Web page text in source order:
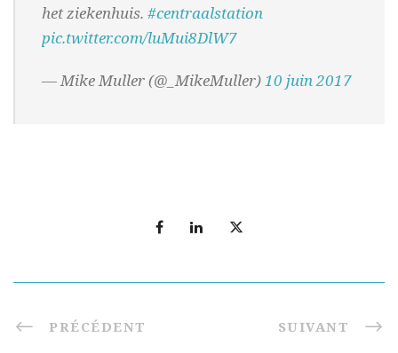
het ziekenhuis. #centraalstation
pic.twitter.com/luMui8DlW7
— Mike Muller (@_MikeMuller)10 juin 2017
PRÉCÉDENT SUIVANT